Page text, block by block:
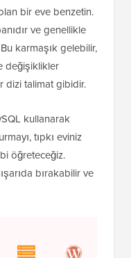
bir eve benzetin.
ve genellikle
karmaşık gelebilir,
değişiklikler
dizi talimat gibidir.
kullanarak
tıpkı eviniz
öğreteceğiz.
bırakabilir ve